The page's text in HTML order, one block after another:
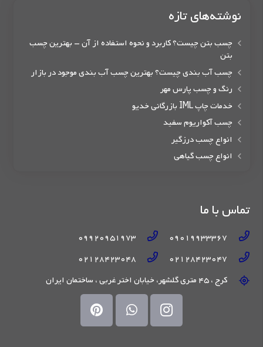
نوشته‌های تازه
چسب بتن چیست؟ کاربرد و نحوه استفاده از آن – بهترین چسب
بتن
چسب آب بندی چیست؟ بهترین چسب آب بندی موجود در بازار
رنگ و چسب پارس مهر
خدمات چاپ IML بازرگانی خدیو
چسب آکواریوم سفید
انواع چسب درزگیر
انواع چسب گیاهی
تماس با ما
09019933367
09920951973
02128423047
02128423048
کرج ، 45 متری گلشهر، خیابان اختر غربی ، ساختمان ایران